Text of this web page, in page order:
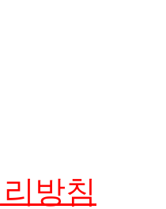
방침